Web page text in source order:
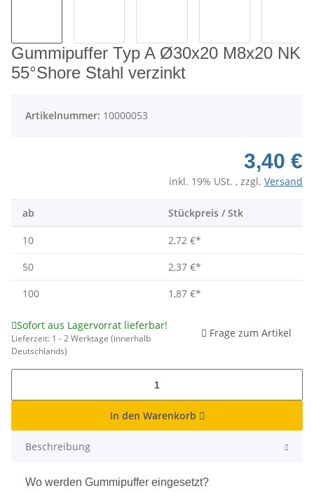
Gummipuffer Typ A Ø30x20 M8x20 NK
55°Shore Stahl verzinkt
Artikelnummer: 10000053
3,40 €
inkl. 19% USt. , zzgl. Versand
ab Stückpreis / Stk
10 2,72 €*
50
2,37 €*
100
1,87 €*
Sofort aus Lagervorrat lieferbar!
Lieferzeit: 1 - 2 Werktage (innerhalb
Deutschlands)
Frage zum Artikel
In den Warenkorb
Beschreibung
Wo werden Gummipuffer eingesetzt?